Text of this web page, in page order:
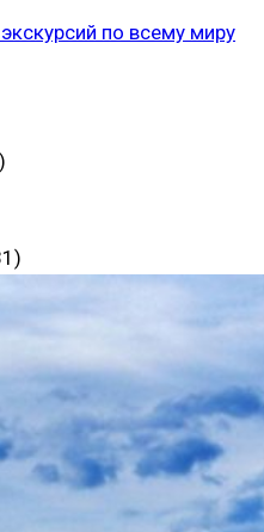
по всему миру